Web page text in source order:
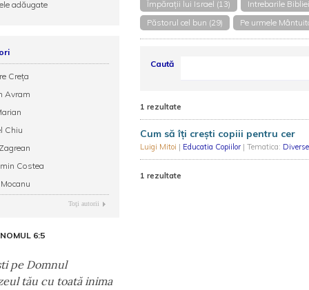
Împărații lui Israel (13)
Intrebarile
Păstorul cel bun (29)
Pe urmele
Caută
1 rezultate
Cum să îţi creşti copiii pentru cer
Luigi Mitoi | Educatia Copiilor | Tematica: Diverse
1 rezultate
adăugate
Creța
Avram
Chiu
Costea
Toţi autorii
6:5
pe Domnul
tău cu toată inima